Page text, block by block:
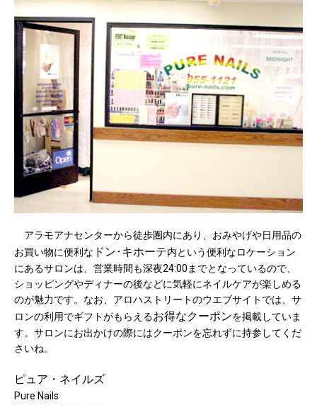
アラモアナセンターから徒歩圏内にあり、おみやげや日用品の
お買い物に便利な ドン･キホーテ内という便利なロケーション
にあるサロンは、営業時間も深夜24:00までとなっているので、
ショッピングやディナーの後などに気軽にネイルケアが楽しめる
のが魅力です。なお、アロハストリートのウエブサイトでは、サ
ロンの利用でギフトがもらえるお得なクーポンを掲載していま
す。サロンにお出かけの際にはクーポンを忘れずに持参してくだ
さいね。
ピュア・ネイルズ
Pure Nails